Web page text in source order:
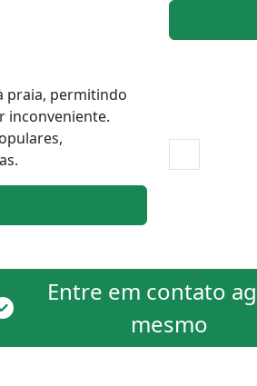
praia, permitindo
inconveniente.
Entre em contato
mesmo